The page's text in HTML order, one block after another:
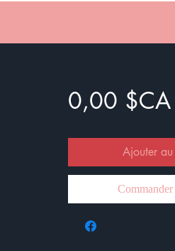
0,00 $CA
Ajouter